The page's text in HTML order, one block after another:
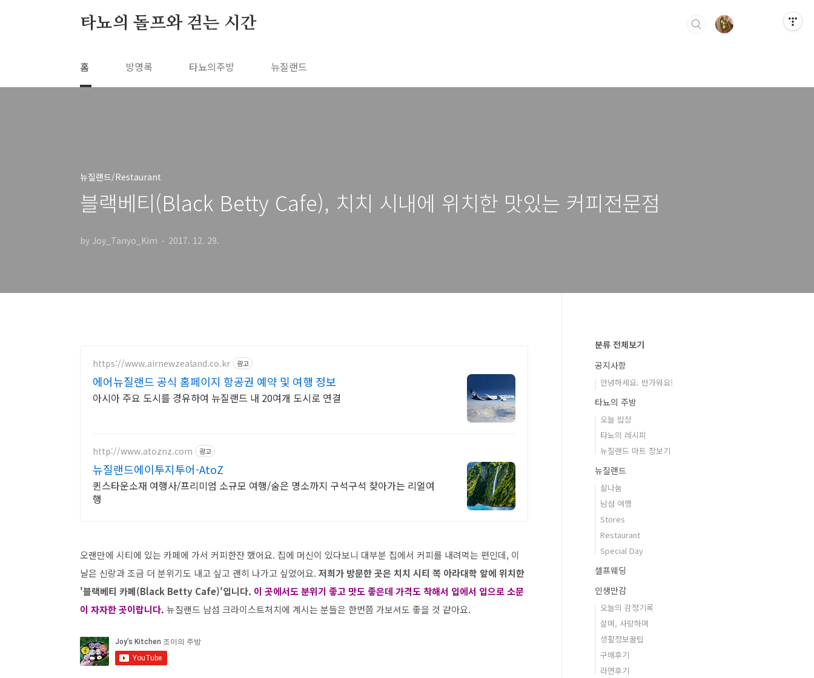
타뇨의 돌프와 걷는 시간
홈 방명록 타뇨의주방 뉴질랜드
뉴질랜드/Restaurant
블랙베티(Black Betty Cafe), 치치 시내에 위치한 맛있는 커피전문점
by Joy_Tanyo_Kim 2017. 12. 29.
https://www.airnewzealand.co.kr 광고
에어뉴질랜드 공식 홈페이지 항공권 예약 및 여행 정보
아시아 주요 도시를 경유하여 뉴질랜드 내 20여개 도시로 연결
http://www.atoznz.com 광고
뉴질랜드에이투지투어-AtoZ
퀸스타운소재 여행사/프리미엄 소규모 여행/숨은 명소까지 구석구석 찾아가는 리얼여
행
오랜만에 시티에 있는 카페에 가서 커피한잔 했어요. 집에 머신이 있다보니 대부분 집에서 커피를 내려먹는 편인데, 이
날은 신랑과 조금 더 분위기도 내고 싶고 괜히 나가고 싶었어요. 저희가 방문한 곳은 치치 시티 쪽 아라대학 앞에 위치한
'블랙베티 카페(Black Betty Cafe)'입니다. 이 곳에서도 분위기 좋고 맛도 좋은데 가격도 착해서 입에서 입으로 소문
이 자자한 곳이랍니다. 뉴질랜드 남섬 크라이스트처치에 계시는 분들은 한번쯤 가보셔도 좋을 것 같아요.
분류 전체보기
공지사항
안녕하세요. 반가워요!
타뇨의 주방
오늘 밥상
타뇨의 레시피
뉴질랜드 마트 장보기
뉴질랜드
삶나눔
남섬 여행
Stores
Restaurant
Special Day
셀프웨딩
인생만감
오늘의 감정기록
살며, 사랑하며
생활정보꿀팁
구매후기
라면후기